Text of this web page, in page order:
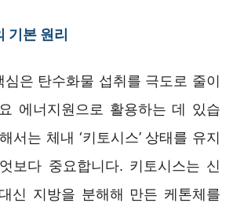
기본 원리
심은 탄수화물 섭취를 극도로 줄이
에너지원으로 활용하는 데 있습
서는 체내 ‘키토시스’ 상태를 유지
보다 중요합니다. 키토시스는 신
신 지방을 분해해 만든 케톤체를